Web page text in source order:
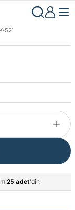
521
25 adet'dir.